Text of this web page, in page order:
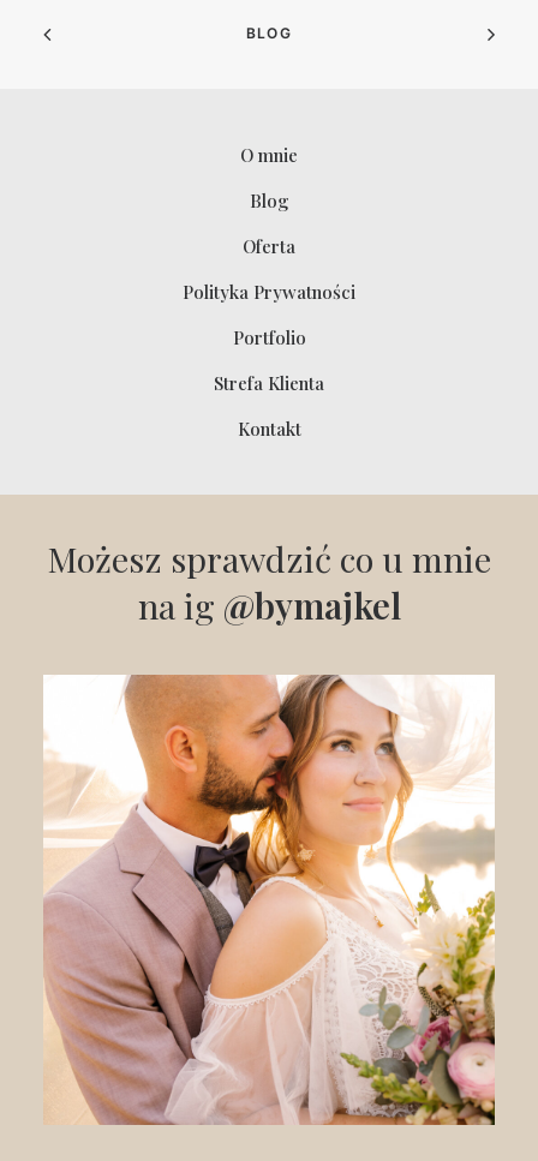
BLOG
O mnie
Blog
Oferta
Polityka Prywatności
Portfolio
Strefa Klienta
Kontakt
Możesz sprawdzić co u mnie
na ig @bymajkel